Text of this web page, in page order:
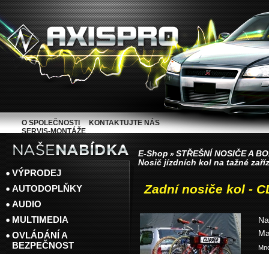
E-Shop » STŘEŠNÍ NOSIČE A
Nosič jízdních kol na tažné
Zadní nosiče kol -
VÝPRODEJ
AUTODOPLŇKY
AUDIO
MULTIMEDIA
OVLÁDÁNÍ A
BEZPEČNOST
O SPOLEČNOSTI
KONTAKTUJTE NÁS
SERVIS-MONTÁŽE